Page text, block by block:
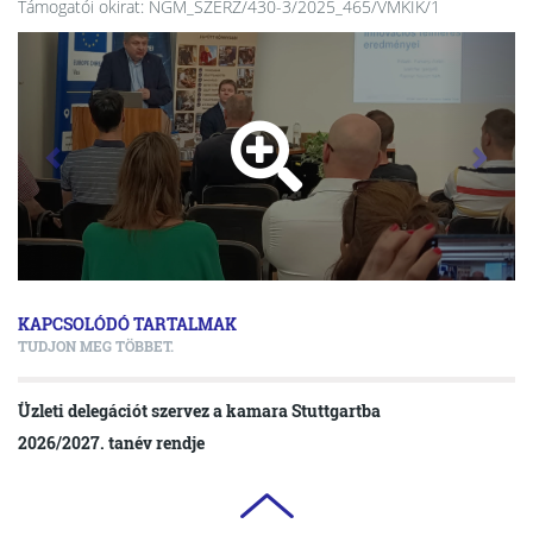
Támogatói okirat: NGM_SZERZ/430-3/2025_465/VMKIK/1
KAPCSOLÓDÓ TARTALMAK
TUDJON MEG TÖBBET.
Üzleti delegációt szervez a kamara Stuttgartba
2026/2027. tanév rendje